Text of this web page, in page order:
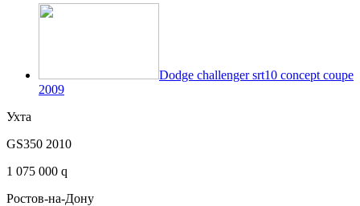
Dodge challenger srt10 concept coupe
2009
Ухта
GS350 2010
1 075 000 q
Ростов-на-Дону